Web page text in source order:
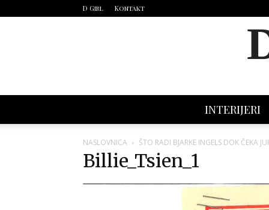
D Girl Kontakt
INTERIJERI
NASLOVNICA ŠTO RADI BJARKE INGELS DOK ČEKA
Billie_Tsien_1